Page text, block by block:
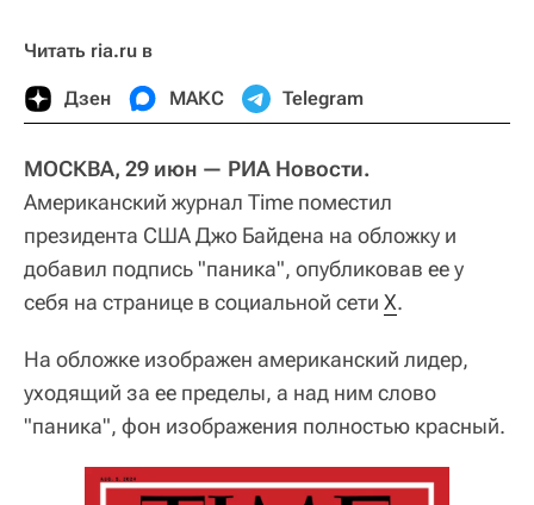
Читать ria.ru в
Дзен МАКС Telegram
МОСКВА, 29 июн — РИА Новости.
Американский журнал Time поместил
президента США Джо Байдена на обложку и
добавил подпись "паника", опубликовав ее у
себя на странице в социальной сети Х.
На обложке изображен американский лидер,
уходящий за ее пределы, а над ним слово
"паника", фон изображения полностью красный.